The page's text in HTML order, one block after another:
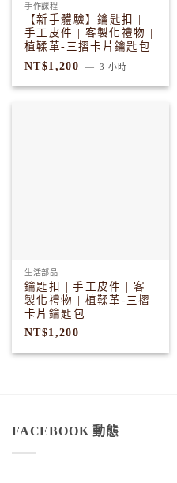
手作課程
【新手體驗】鑰匙扣 |
手工皮件 | 客製化禮物 |
植鞣革-三摺卡片鑰匙包
NT$1,200 3 小時
生活部品
鑰匙扣 | 手工皮件 | 客
製化禮物 | 植鞣革-三摺
卡片鑰匙包
NT$1,200
FACEBOOK 動態